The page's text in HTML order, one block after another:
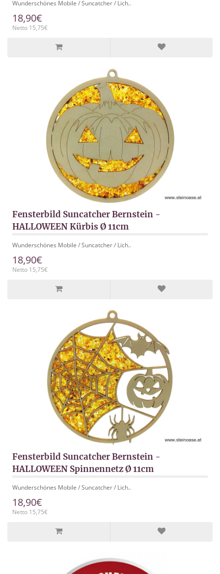
Wunderschönes Mobile / Suncatcher / Lich..
18,90€
Netto 15,75€
Fensterbild Suncatcher Bernstein -
HALLOWEEN Kürbis Ø 11cm
Wunderschönes Mobile / Suncatcher / Lich..
18,90€
Netto 15,75€
Fensterbild Suncatcher Bernstein -
HALLOWEEN Spinnennetz Ø 11cm
Wunderschönes Mobile / Suncatcher / Lich..
18,90€
Netto 15,75€